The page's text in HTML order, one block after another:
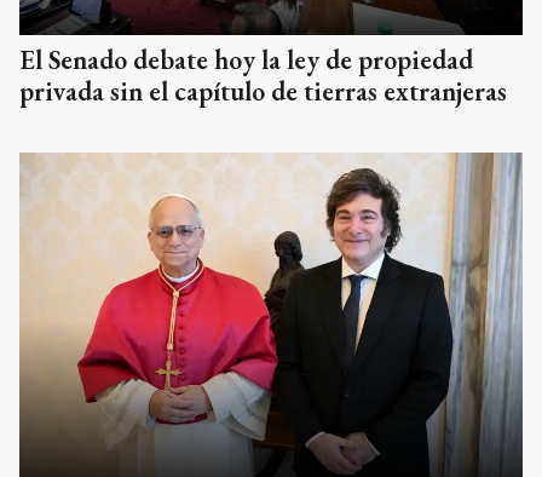
El Senado debate hoy la ley de propiedad
privada sin el capítulo de tierras extranjeras